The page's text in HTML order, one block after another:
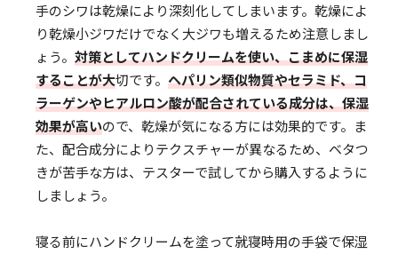
手のシワは乾燥により深刻化してしまいます。乾燥によ
り乾燥小ジワだけでなく大ジワも増えるため注意しまし
ょう。 対策としてハンドクリームを使い、こまめに保湿
することが大切です。 ヘパリン類似物質やセラミド、コ
ラーゲンやヒアルロン酸が配合されている成分は、保湿
効果が高いので、乾燥が気になる方には効果的です。ま
た、配合成分によりテクスチャーが異なるため、ベタつ
きが苦手な方は、テスターで試してから購入するように
しましょう。
寝る前にハンドクリームを塗って就寝時用の手袋で保湿